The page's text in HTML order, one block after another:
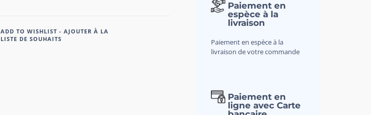
ADD TO WISHLIST - AJOUTER À LA
LISTE DE SOUHAITS
Paiement en
espèce à la
livraison
Paiement en espèce à la
livraison de votre commande
Paiement en
ligne avec Carte